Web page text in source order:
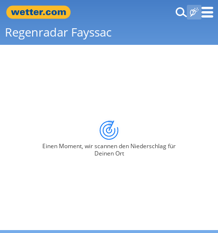
Regenradar Fayssac
Einen Moment, wir scannen den Niederschlag für
Deinen Ort